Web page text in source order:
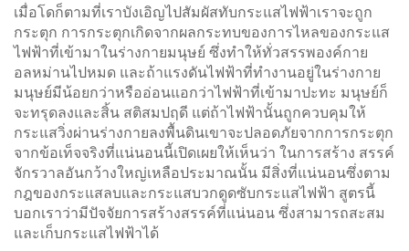
เมื่อโดก็ตามที่เราบังเอิญไปสัมผัสทับกระแสไฟฟ้าเราจะถูก
กระตุก การกระตุกเกิดจากผลกระทบของการไหลของกระแส
ไฟฟ้าที่เข้ามาในร่างกายมนุษย์ ซึ่งทำให้ทั่วสรรพองค์กาย
อลหม่านไปหมด และถ้าแรงดันไฟฟ้าที่ทำงานอยู่ในร่างกาย
มนุษย์มีน้อยกว่าหรืออ่อนแอกว่าไฟฟ้าที่เข้ามาปะทะ มนุษย์ก็
จะทรุดลงและสิ้น สติสมปฤดี แต่ถ้าไฟฟ้านั้นถูกควบคุมให้
กระแสวิ่งผ่านร่างกายลงพื้นดินเขาจะปลอดภัยจากการกระตุก
จากข้อเท็จจริงที่แน่นอนนี้เปิดเผยให้เห็นว่า ในการสร้าง สรรค์
จักรวาลอันกว้างใหญ่เหลือประมาณนั้น มีสิ่งที่แน่นอนซึ่งตาม
กฎของกระแสลบและกระแสบวกดูดซับกระแสไฟฟ้า สูตรนี้
บอกเราว่ามีปัจจัยการสร้างสรรค์ที่แน่นอน ซึ่งสามารถสะสม
และเก็บกระแสไฟฟ้าได้